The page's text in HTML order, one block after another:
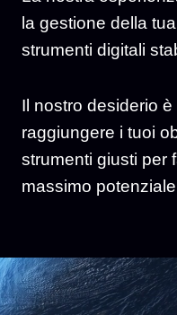
la gestione della
strumenti digitali
Il nostro desiderio
raggiungere i tuoi
strumenti giusti per
massimo